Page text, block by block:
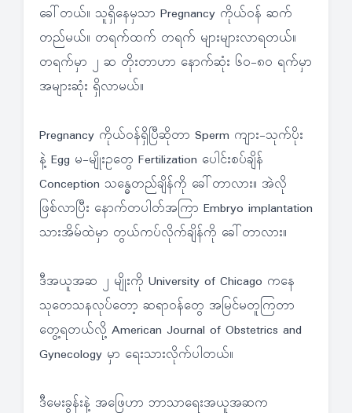
ခေါ်တယ်။ သူရှိနေမှသာ Pregnancy ကိုယ်ဝန် ဆက်
တည်မယ်။ တရက်ထက် တရက် များများလာရတယ်။
တရက်မှာ ၂ ဆ တိုးတာဟာ နောက်ဆုံး ၆ဝ-၈ဝ ရက်မှာ
အများဆုံး ရှိလာမယ်။
Pregnancy ကိုယ်ဝန်ရှိပြီဆိုတာ Sperm ကျား-သုက်ပိုး
နဲ့ Egg မ-မျိုးဥတွေ Fertilization ပေါင်းစပ်ချိန်
Conception သန္ဓေတည်ချိန်ကို ခေါ်တာလား။ အဲလို
ဖြစ်လာပြီး နောက်တပါတ်အကြာ Embryo implantation
သားအိမ်ထဲမှာ တွယ်ကပ်လိုက်ချိန်ကို ခေါ်တာလား။
ဒီအယူအဆ ၂ မျိုးကို University of Chicago ကနေ
သုတေသနလုပ်တော့ ဆရာဝန်တွေ အမြင်မတူကြတာ
တွေ့ရတယ်လို့ American Journal of Obstetrics and
Gynecology မှာ ရေးသားလိုက်ပါတယ်။
ဒီမေးခွန်းနဲ့ အဖြေဟာ ဘာသာရေးအယူအဆက